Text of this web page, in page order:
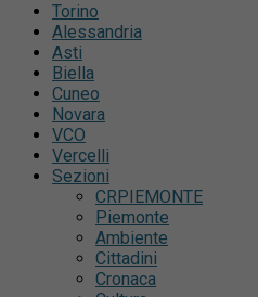
Torino
Alessandria
Asti
Biella
Cuneo
Novara
VCO
Vercelli
Sezioni
CRPIEMONTE
Piemonte
Ambiente
Cittadini
Cronaca